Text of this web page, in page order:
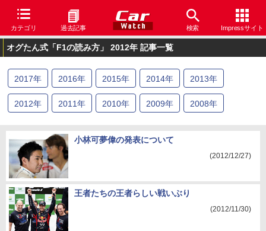
カテゴリ 過去記事 検索 Impressサイト
オグたん式「F1の読み方」 2012年 記事一覧
2017年 2016年 2015年 2014年 2013年
2012年 2011年 2010年 2009年 2008年
小林可夢偉の発表について
(2012/12/27)
王者たちの王者らしい戦いぶり
(2012/11/30)